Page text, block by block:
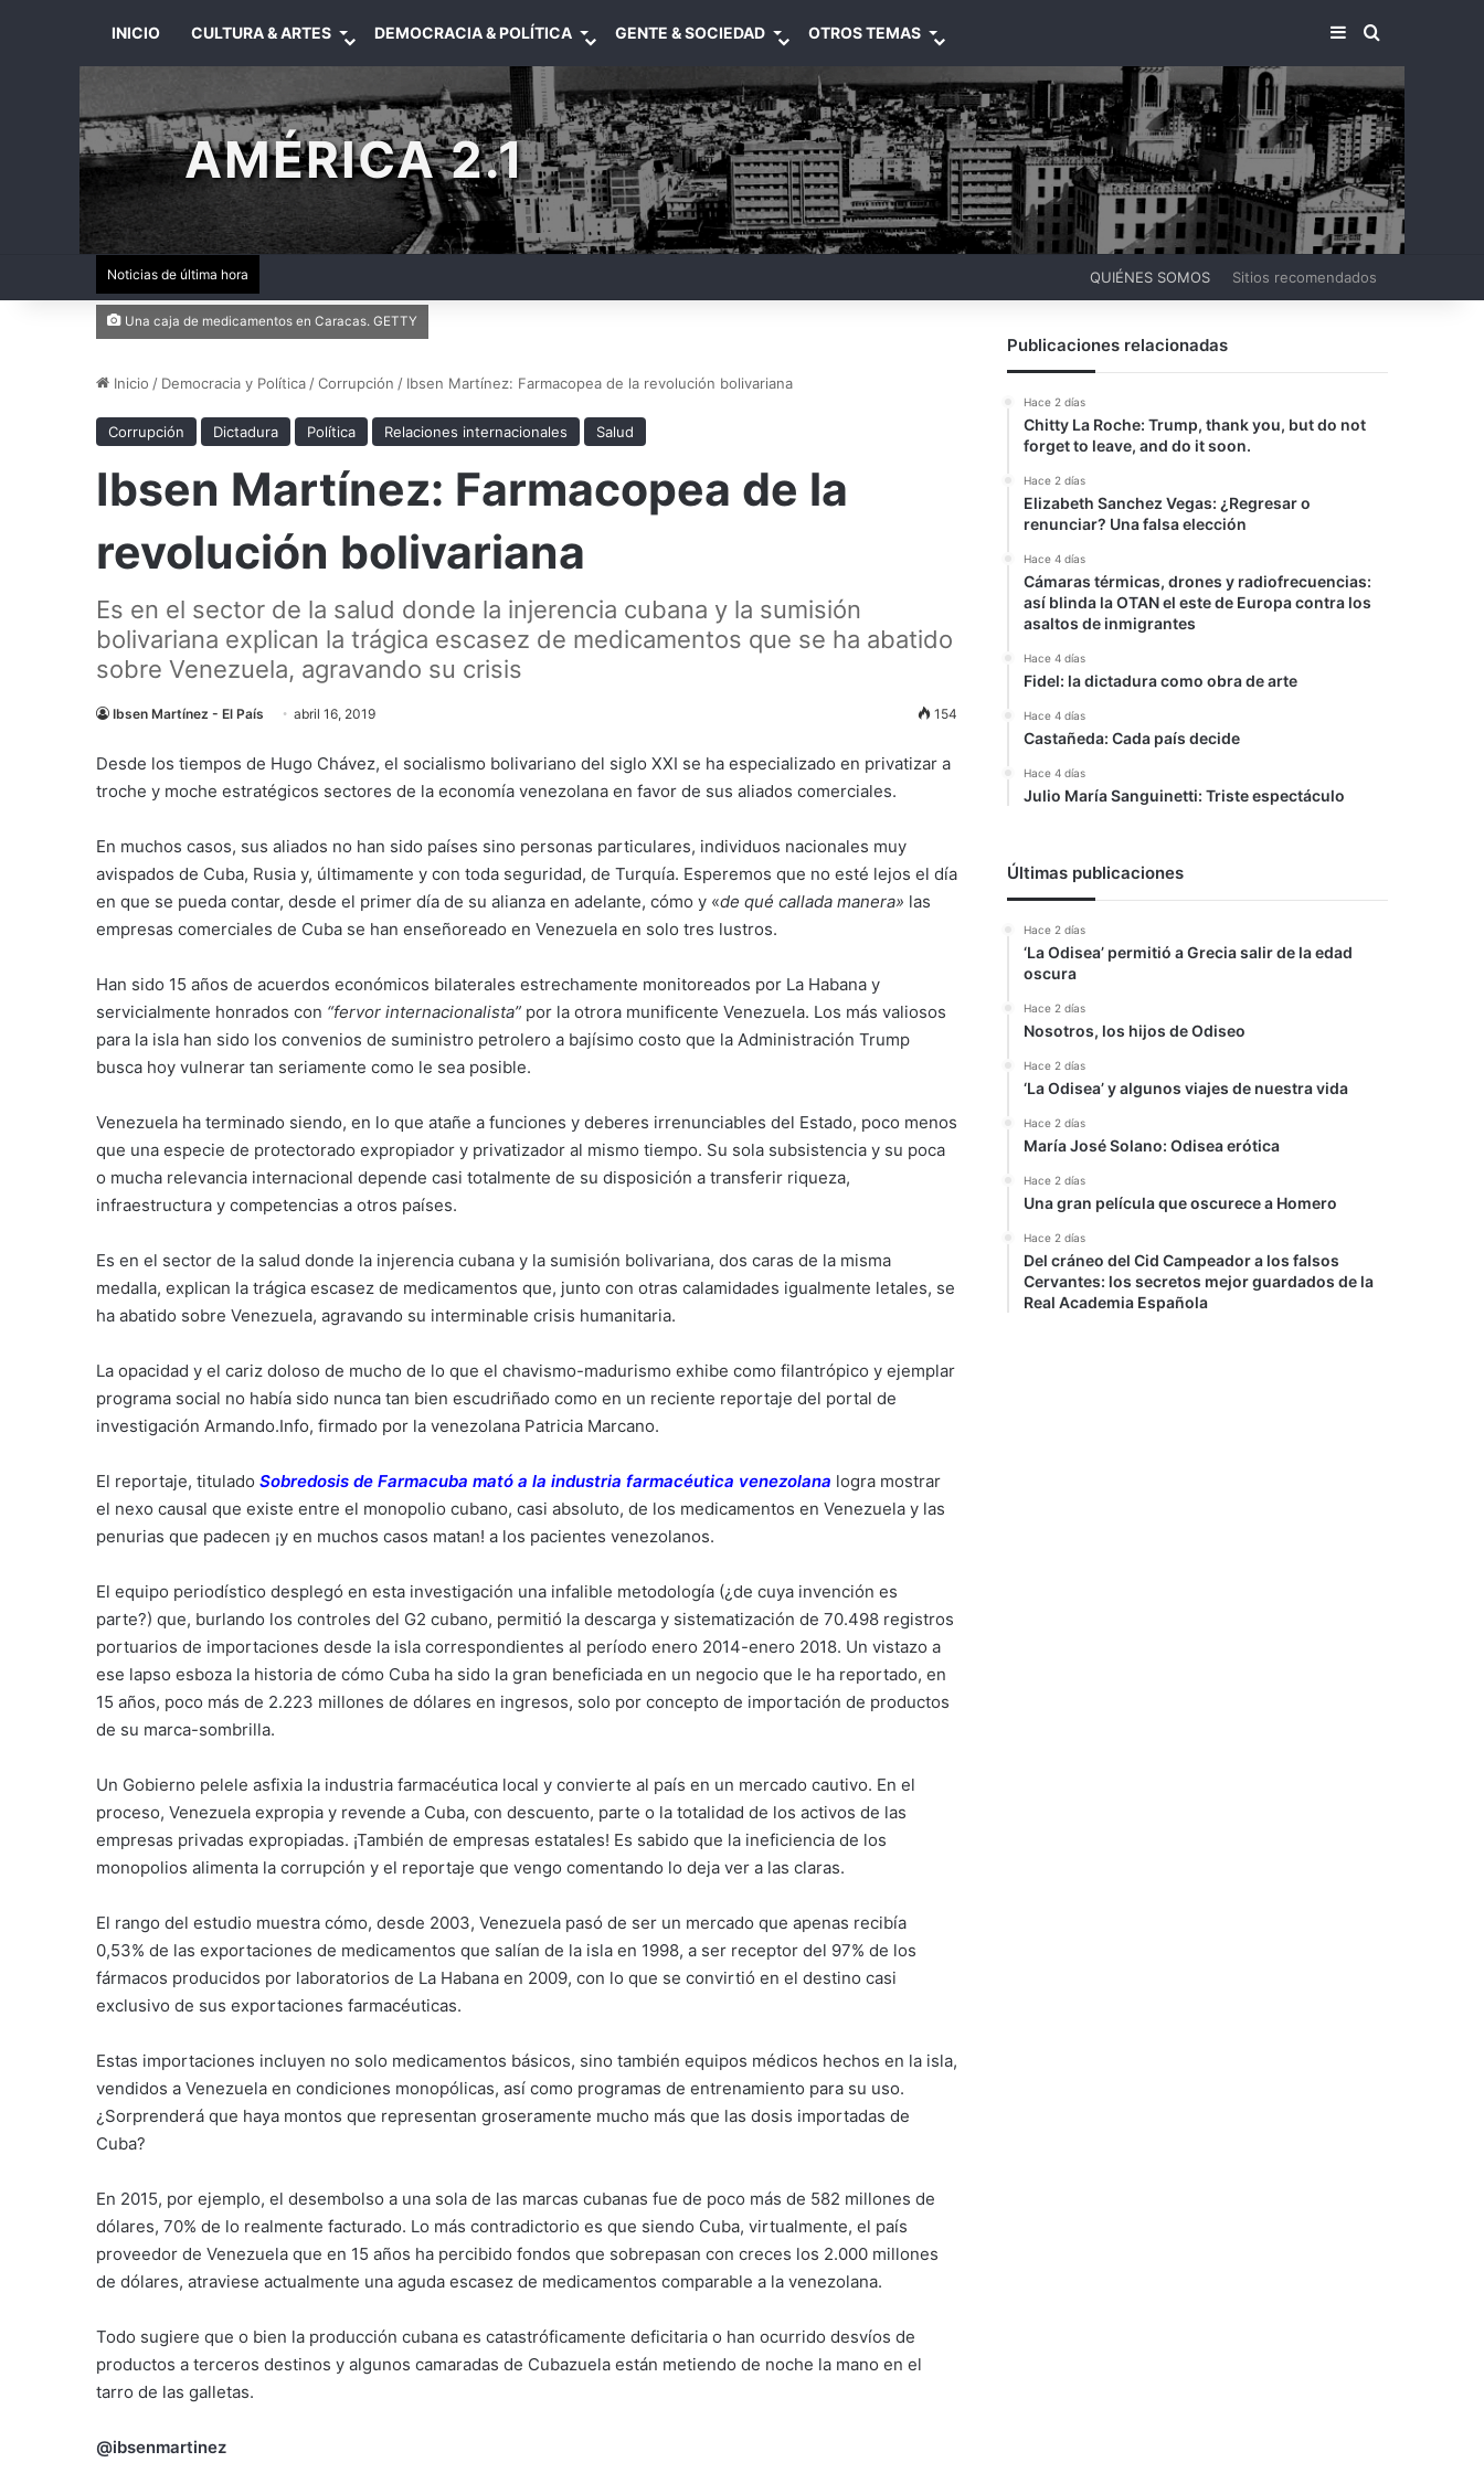
INICIO CULTURA & ARTES DEMOCRACIA & POLÍTICA GENTE & SOCIEDAD OTROS TEMAS BARRA LATERAL
BUSCAR
AMÉRICA 2.1
Noticias de última hora QUIÉNES SOMOS Sitios recomendados
Una caja de medicamentos en Caracas. GETTY
Inicio / Democracia y Política /Corrupción / Ibsen Martínez: Farmacopea de la revolución bolivariana
Corrupción Dictadura Política Relaciones internacionales Salud
Ibsen Martínez: Farmacopea de la
revolución bolivariana
Es en el sector de la salud donde la injerencia cubana y la sumisión
bolivariana explican la trágica escasez de medicamentos que se ha abatido
sobre Venezuela, agravando su crisis
Ibsen Martínez - El País abril 16, 2019 154
Desde los tiempos de Hugo Chávez, el socialismo bolivariano del siglo XXI se ha especializado en privatizar a
troche y moche estratégicos sectores de la economía venezolana en favor de sus aliados comerciales.
En muchos casos, sus aliados no han sido países sino personas particulares, individuos nacionales muy
avispados de Cuba, Rusia y, últimamente y con toda seguridad, de Turquía. Esperemos que no esté lejos el día
en que se pueda contar, desde el primer día de su alianza en adelante, cómo y «de qué callada manera» las
empresas comerciales de Cuba se han enseñoreado en Venezuela en solo tres lustros.
Han sido 15 años de acuerdos económicos bilaterales estrechamente monitoreados por La Habana y
servicialmente honrados con “fervor internacionalista” por la otrora munificente Venezuela. Los más valiosos
para la isla han sido los convenios de suministro petrolero a bajísimo costo que la Administración Trump
busca hoy vulnerar tan seriamente como le sea posible.
Venezuela ha terminado siendo, en lo que atañe a funciones y deberes irrenunciables del Estado, poco menos
que una especie de protectorado expropiador y privatizador al mismo tiempo. Su sola subsistencia y su poca
o mucha relevancia internacional depende casi totalmente de su disposición a transferir riqueza,
infraestructura y competencias a otros países.
Es en el sector de la salud donde la injerencia cubana y la sumisión bolivariana, dos caras de la misma
medalla, explican la trágica escasez de medicamentos que, junto con otras calamidades igualmente letales, se
ha abatido sobre Venezuela, agravando su interminable crisis humanitaria.
La opacidad y el cariz doloso de mucho de lo que el chavismo-madurismo exhibe como filantrópico y ejemplar
programa social no había sido nunca tan bien escudriñado como en un reciente reportaje del portal de
investigación Armando.Info, firmado por la venezolana Patricia Marcano.
El reportaje, titulado Sobredosis de Farmacuba mató a la industria farmacéutica venezolana logra mostrar
el nexo causal que existe entre el monopolio cubano, casi absoluto, de los medicamentos en Venezuela y las
penurias que padecen ¡y en muchos casos matan! a los pacientes venezolanos.
El equipo periodístico desplegó en esta investigación una infalible metodología (¿de cuya invención es
parte?) que, burlando los controles del G2 cubano, permitió la descarga y sistematización de 70.498 registros
portuarios de importaciones desde la isla correspondientes al período enero 2014-enero 2018. Un vistazo a
ese lapso esboza la historia de cómo Cuba ha sido la gran beneficiada en un negocio que le ha reportado, en
15 años, poco más de 2.223 millones de dólares en ingresos, solo por concepto de importación de productos
de su marca-sombrilla.
Un Gobierno pelele asfixia la industria farmacéutica local y convierte al país en un mercado cautivo. En el
proceso, Venezuela expropia y revende a Cuba, con descuento, parte o la totalidad de los activos de las
empresas privadas expropiadas. ¡También de empresas estatales! Es sabido que la ineficiencia de los
monopolios alimenta la corrupción y el reportaje que vengo comentando lo deja ver a las claras.
El rango del estudio muestra cómo, desde 2003, Venezuela pasó de ser un mercado que apenas recibía
0,53% de las exportaciones de medicamentos que salían de la isla en 1998, a ser receptor del 97% de los
fármacos producidos por laboratorios de La Habana en 2009, con lo que se convirtió en el destino casi
exclusivo de sus exportaciones farmacéuticas.
Estas importaciones incluyen no solo medicamentos básicos, sino también equipos médicos hechos en la isla,
vendidos a Venezuela en condiciones monopólicas, así como programas de entrenamiento para su uso.
¿Sorprenderá que haya montos que representan groseramente mucho más que las dosis importadas de
Cuba?
En 2015, por ejemplo, el desembolso a una sola de las marcas cubanas fue de poco más de 582 millones de
dólares, 70% de lo realmente facturado. Lo más contradictorio es que siendo Cuba, virtualmente, el país
proveedor de Venezuela que en 15 años ha percibido fondos que sobrepasan con creces los 2.000 millones
de dólares, atraviese actualmente una aguda escasez de medicamentos comparable a la venezolana.
Todo sugiere que o bien la producción cubana es catastróficamente deficitaria o han ocurrido desvíos de
productos a terceros destinos y algunos camaradas de Cubazuela están metiendo de noche la mano en el
tarro de las galletas.
@ibsenmartinez
Publicaciones relacionadas
Hace 2 días
Chitty La Roche: Trump, thank you, but do not
forget to leave, and do it soon.
Hace 2 días
Elizabeth Sanchez Vegas: ¿Regresar o
renunciar? Una falsa elección
Hace 4 días
Cámaras térmicas, drones y radiofrecuencias:
así blinda la OTAN el este de Europa contra los
asaltos de inmigrantes
Hace 4 días
Fidel: la dictadura como obra de arte
Hace 4 días
Castañeda: Cada país decide
Hace 4 días
Julio María Sanguinetti: Triste espectáculo
Últimas publicaciones
Hace 2 días
‘La Odisea’ permitió a Grecia salir de la edad
oscura
Hace 2 días
Nosotros, los hijos de Odiseo
Hace 2 días
‘La Odisea’ y algunos viajes de nuestra vida
Hace 2 días
María José Solano: Odisea erótica
Hace 2 días
Una gran película que oscurece a Homero
Hace 2 días
Del cráneo del Cid Campeador a los falsos
Cervantes: los secretos mejor guardados de la
Real Academia Española